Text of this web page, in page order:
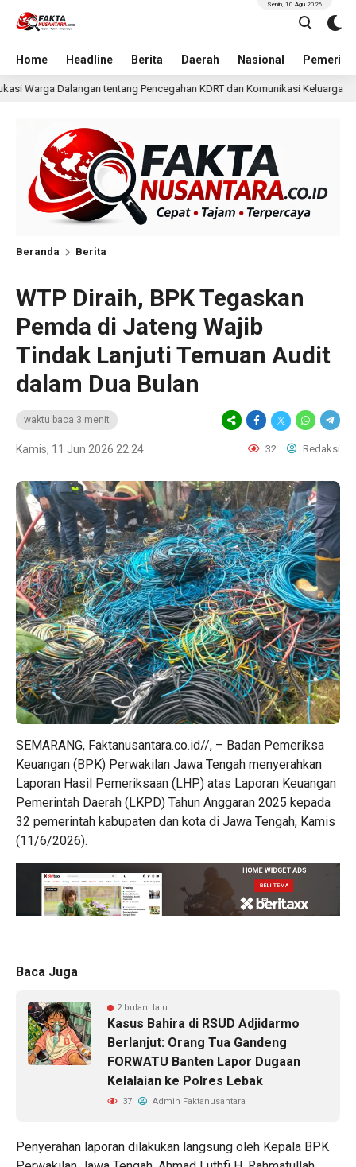
Home Headline Berita Daerah Nasional
Senin, 10 Agu 2026
KDRT dan Komunikasi Keluarga 2 hari lalu KKN Undip
Beranda Berita
WTP Diraih, BPK Tegaskan
Pemda di Jateng Wajib
Tindak Lanjuti Temuan Audit
dalam Dua Bulan
waktu baca 3 menit
Kamis, 11 Jun 2026 22:24 32 Redaksi
SEMARANG, Faktanusantara.co.id//, – Badan Pemeriksa
Keuangan (BPK) Perwakilan Jawa Tengah menyerahkan
Laporan Hasil Pemeriksaan (LHP) atas Laporan Keuangan
Pemerintah Daerah (LKPD) Tahun Anggaran 2025 kepada
32 pemerintah kabupaten dan kota di Jawa Tengah, Kamis
(11/6/2026).
Baca Juga
2 bulan lalu
Kasus Bahira di RSUD Adjidarmo
Berlanjut: Orang Tua Gandeng
FORWATU Banten Lapor Dugaan
Kelalaian ke Polres Lebak
37 Admin Faktanusantara
Penyerahan laporan dilakukan langsung oleh Kepala BPK